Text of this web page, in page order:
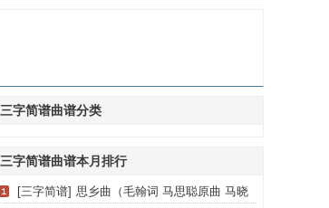
三字简谱曲谱分类
三字简谱曲谱本月排行
[三字简谱] 思乡曲（毛翰词 马思聪原曲 马晓